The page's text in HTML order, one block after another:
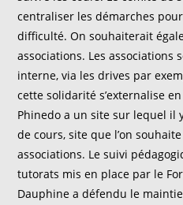
centraliser les démarches
difficulté. On souhaiterait
associations. Les associations
interne, via les drives par
cette solidarité s’externalise
Phinedo a un site sur lequel il
de cours, site que l’on
associations. Le suivi
tutorats mis en place par le
Dauphine a défendu le